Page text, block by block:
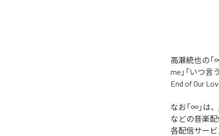
高瀬統也の「
me」「いつ言
End of Our
なお「∞ 」は、
などの音楽
各配信サービ